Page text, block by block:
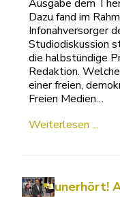
dieser
in Österreich.
unerhört!-
eine
Ausgabe die
Salzburger
Freie
Weiterlesen ...
unerhört!